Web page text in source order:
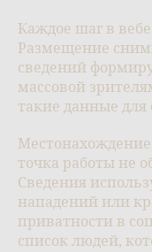
Каждое шаг в
Размещение
сведений
массовой
такие данные
точка работы не
Сведения
нападений или
приватности в
список людей,